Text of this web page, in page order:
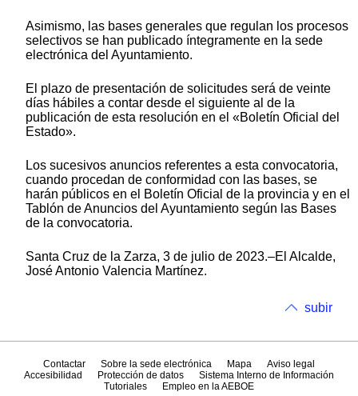
Asimismo, las bases generales que regulan los procesos
selectivos se han publicado íntegramente en la sede
electrónica del Ayuntamiento.
El plazo de presentación de solicitudes será de veinte
días hábiles a contar desde el siguiente al de la
publicación de esta resolución en el «Boletín Oficial del
Estado».
Los sucesivos anuncios referentes a esta convocatoria,
cuando procedan de conformidad con las bases, se
harán públicos en el Boletín Oficial de la provincia y en el
Tablón de Anuncios del Ayuntamiento según las Bases
de la convocatoria.
Santa Cruz de la Zarza, 3 de julio de 2023.–El Alcalde,
José Antonio Valencia Martínez.
subir
Contactar Sobre la sede electrónica Mapa
Aviso legal
Accesibilidad
Protección de datos
Sistema Interno de Información
Tutoriales
Empleo en la AEBOE